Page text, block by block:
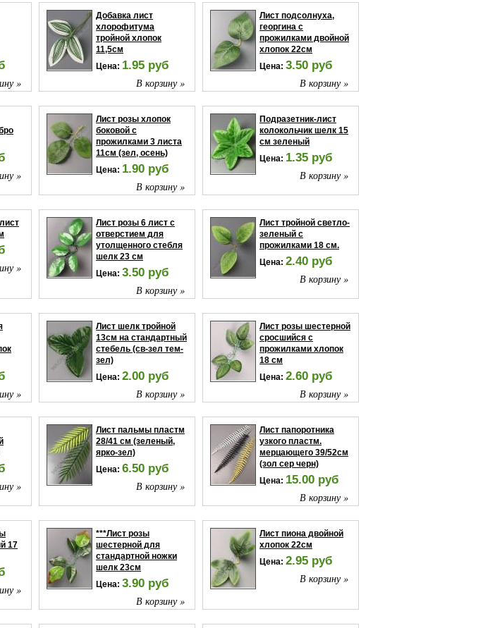
»
Добавка лист
хлорофитума
тройной хлопок
11,5см
Цена: 1.95 руб
В корзину »
Лист подсолнуха,
георгина с
прожилками двойной
хлопок 22см
Цена: 3.50 руб
В корзину »
»
Лист розы хлопок
боковой с
прожилками 3 листа
11см (зел, осень)
Цена: 1.90 руб
В корзину »
Подразетник-лист
колокольчик шелк 15
см зеленый
Цена: 1.35 руб
В корзину »
»
Лист розы 6 лист с
отверстием для
утолщенного стебля
шелк 23 см
Цена: 3.50 руб
В корзину »
Лист тройной светло-
зеленый с
прожилками 18 см.
Цена: 2.40 руб
В корзину »
»
Лист шелк тройной
13см на стандартный
стебель (св-зел тем-
зел)
Цена: 2.00 руб
В корзину »
Лист розы шестерной
сросшийся с
прожилками хлопок
18 см
Цена: 2.60 руб
В корзину »
»
Лист пальмы пластм
28/41 см (зеленый,
ярко-зел)
Цена: 6.50 руб
В корзину »
Лист папоротника
узкого пластм.
мерцающего 39/52см
(зол сер черн)
Цена: 15.00 руб
В корзину »
17
»
***Лист розы
шестерной для
стандартной ножки
шелк 23см
Цена: 3.90 руб
В корзину »
Лист пиона двойной
хлопок 22см
Цена: 2.95 руб
В корзину »